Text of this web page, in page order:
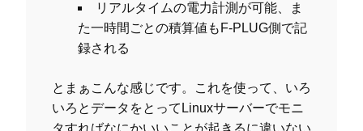
リアルタイムの電力計測が可能、ま
た一時間ごとの積算値もF-PLUG側で記
録される
とまぁこんな感じです。これを使って、いろ
いろとデータをとってLinuxサーバーでモニ